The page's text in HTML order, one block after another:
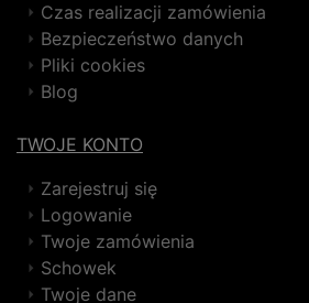
Czas realizacji zamówienia
Bezpieczeństwo danych
Pliki cookies
Blog
TWOJE KONTO
Zarejestruj się
Logowanie
Twoje zamówienia
Schowek
Twoje dane